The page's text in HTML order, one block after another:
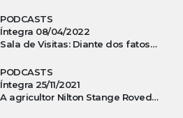
PODCASTS
Íntegra 08/04/2022
Sala de Visitas: Diante dos fatos que influenciam a economia o que podemos esperar de 2022
PODCASTS
Íntegra 25/11/2021
A agricultor Nilton Stange Roveda, afirma ter recebido ajuda espiritual durante acidente